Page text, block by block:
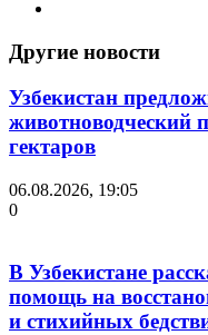
Другие новости
Узбекистан
животноводческий
гектаров
06.08.2026, 19:05
0
В Узбекистане
помощь на
и стихийных